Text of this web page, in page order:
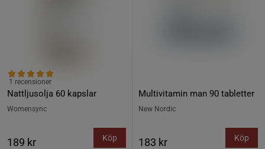
Nattljusolja 60 kapslar
1 recensioner
Womensync
189 kr Köp
Multivitamin man 90 tabletter
New Nordic
183 kr Köp